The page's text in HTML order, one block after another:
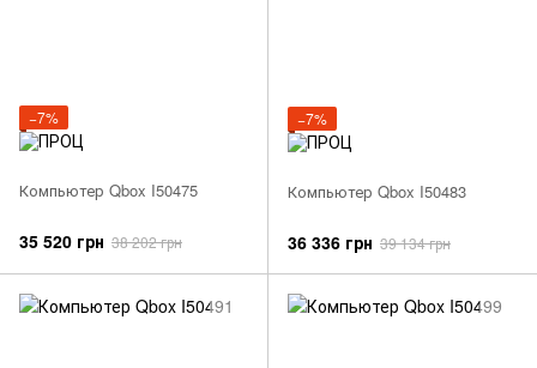
−7%
Компьютер Qbox I50475
35 520 грн 38 202 грн
−7%
Компьютер Qbox I50483
36 336 грн 39 134 грн